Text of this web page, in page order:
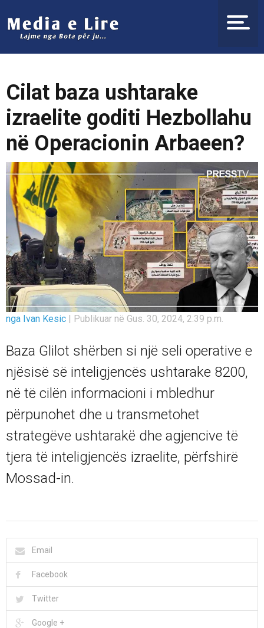
Cilat baza ushtarake
izraelite goditi Hezbollahu
në Operacionin Arbaeen?
nga Ivan Kesic | Publikuar në Gus. 30, 2024, 2:39 p.m.
Baza Glilot shërben si një seli operative e
njësisë së inteligjencës ushtarake 8200,
në të cilën informacioni i mbledhur
përpunohet dhe u transmetohet
strategëve ushtarakë dhe agjencive të
tjera të inteligjencës izraelite, përfshirë
Mossad-in.
Email
Facebook
Twitter
Google +